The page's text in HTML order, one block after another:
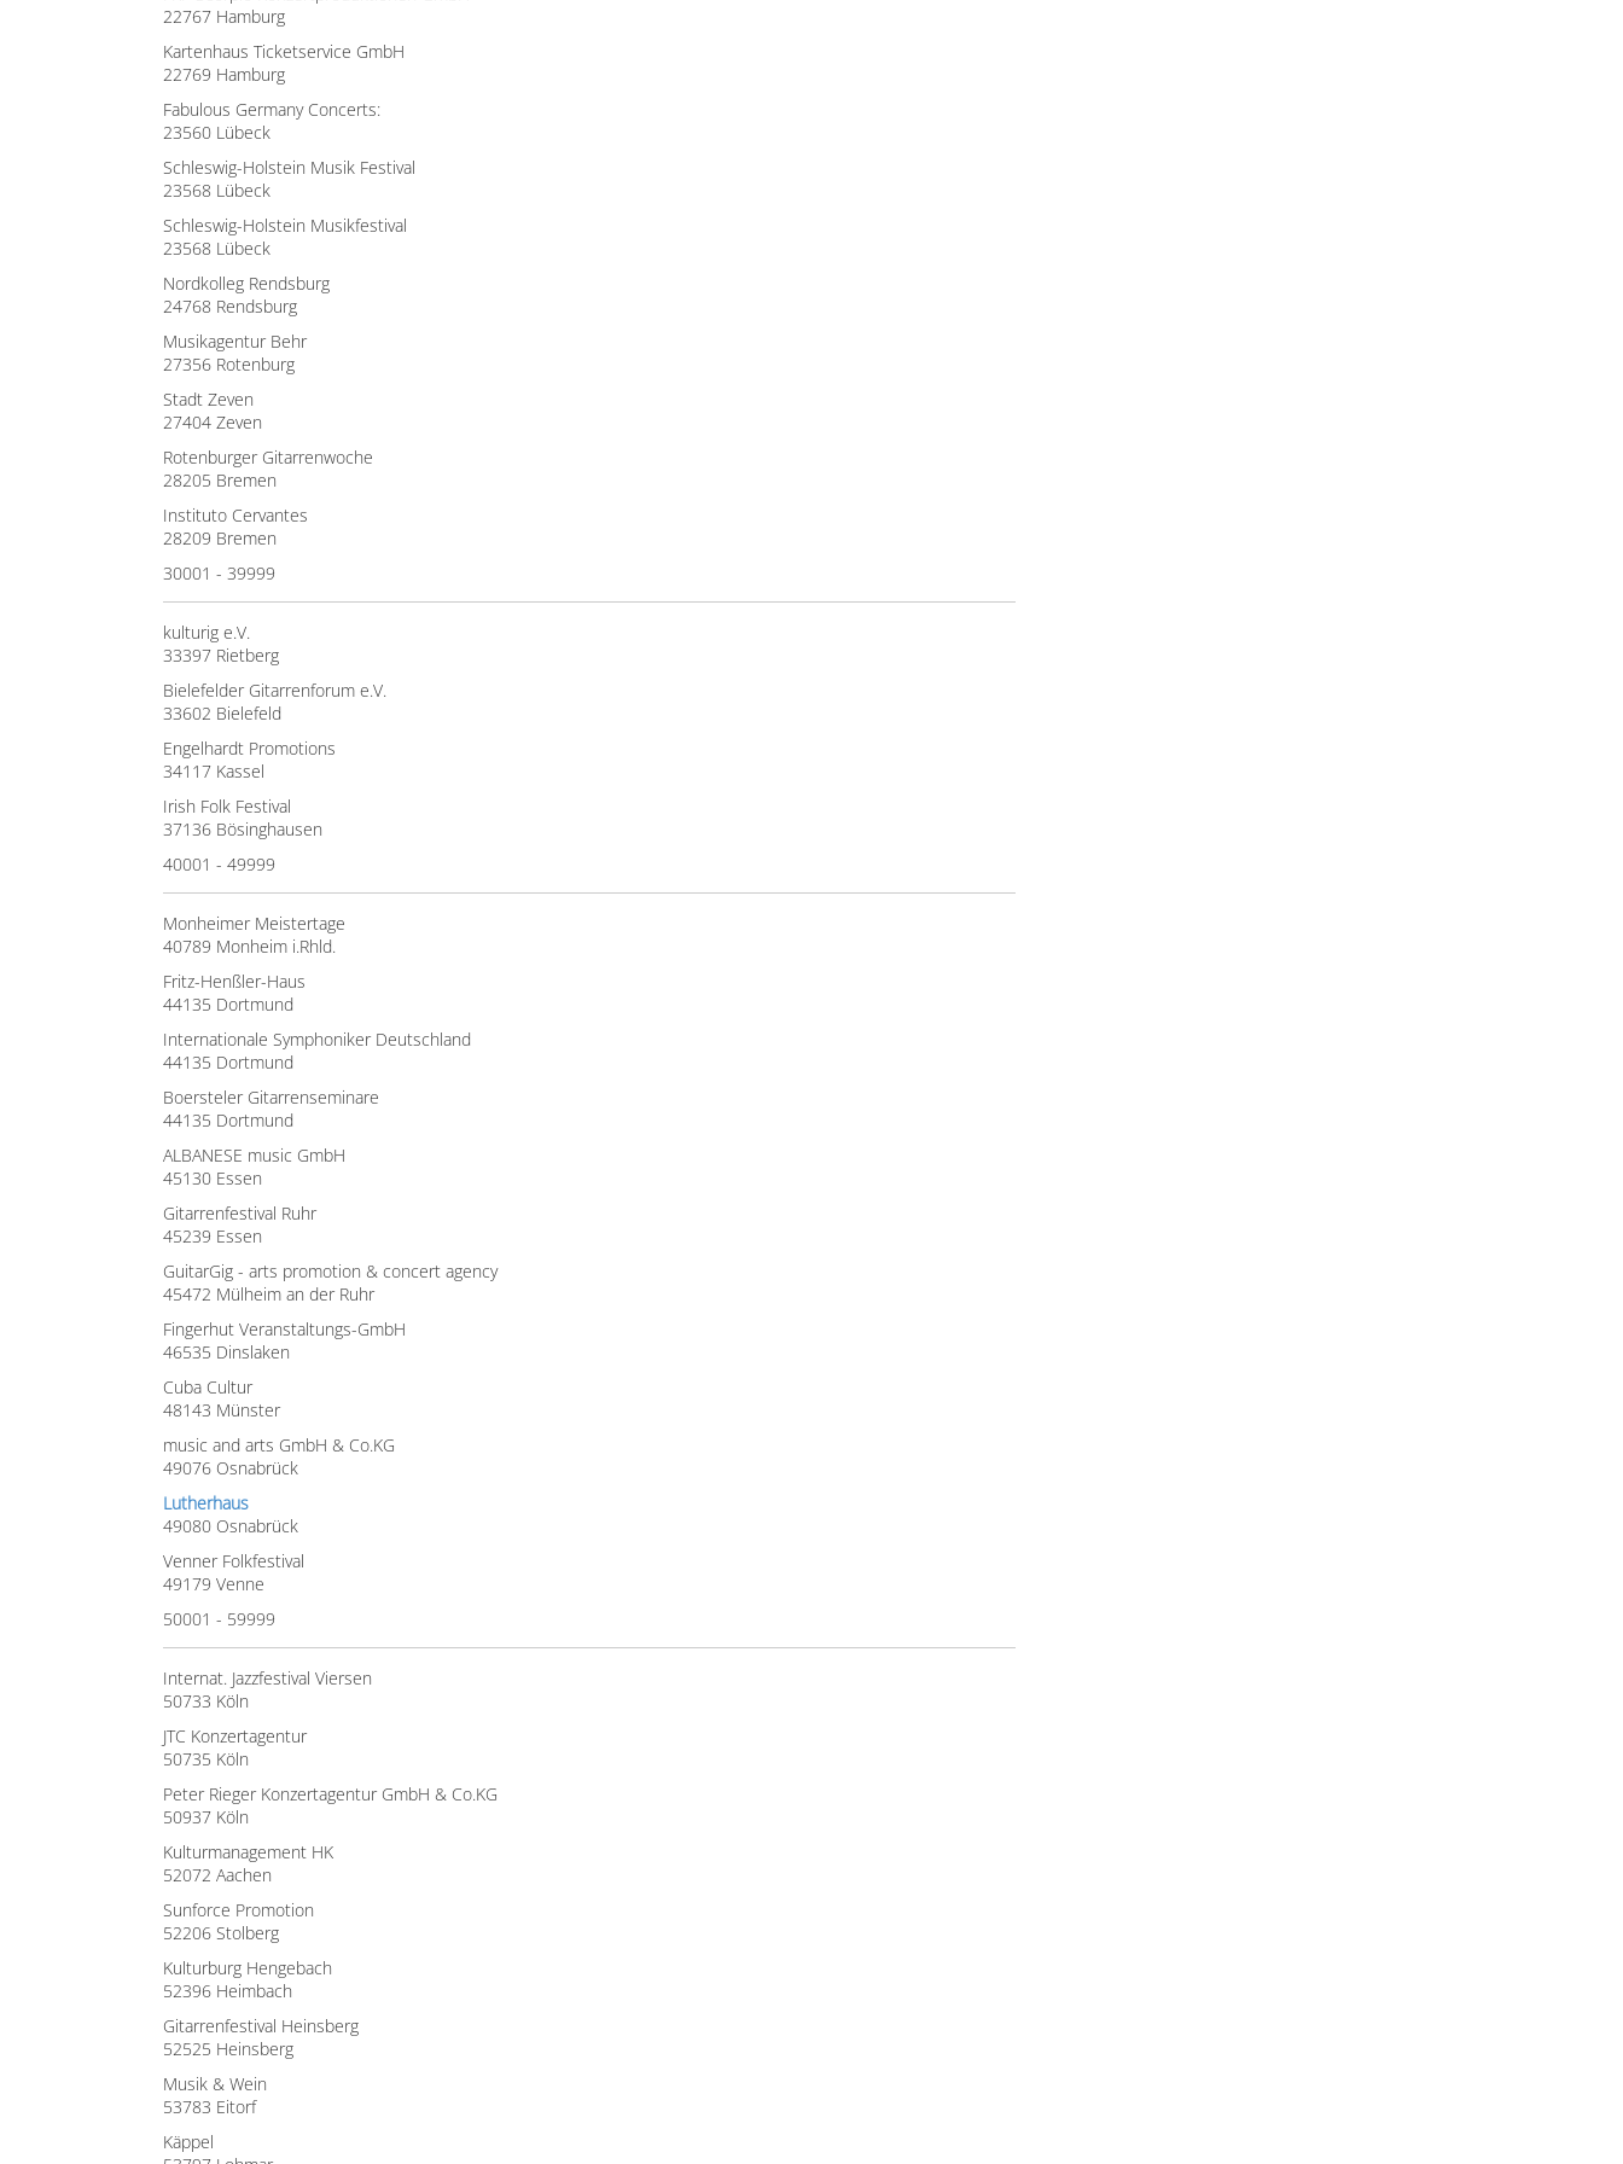
22767 Hamburg
Kartenhaus Ticketservice GmbH
22769 Hamburg
Fabulous Germany Concerts:
23560 Lübeck
Schleswig-Holstein Musik Festival
23568 Lübeck
Schleswig-Holstein Musikfestival
23568 Lübeck
Nordkolleg Rendsburg
24768 Rendsburg
Musikagentur Behr
27356 Rotenburg
Stadt Zeven
27404 Zeven
Rotenburger Gitarrenwoche
28205 Bremen
Instituto Cervantes
28209 Bremen
30001 - 39999
kulturig e.V.
33397 Rietberg
Bielefelder Gitarrenforum e.V.
33602 Bielefeld
Engelhardt Promotions
34117 Kassel
Irish Folk Festival
37136 Bösinghausen
40001 - 49999
Monheimer Meistertage
40789 Monheim i.Rhld.
Fritz-Henßler-Haus
44135 Dortmund
Internationale Symphoniker Deutschland
44135 Dortmund
Boersteler Gitarrenseminare
44135 Dortmund
ALBANESE music GmbH
45130 Essen
Gitarrenfestival Ruhr
45239 Essen
GuitarGig - arts promotion & concert agency
45472 Mülheim an der Ruhr
Fingerhut Veranstaltungs-GmbH
46535 Dinslaken
Cuba Cultur
48143 Münster
music and arts GmbH & Co.KG
49076 Osnabrück
Lutherhaus
49080 Osnabrück
Venner Folkfestival
49179 Venne
50001 - 59999
Internat. Jazzfestival Viersen
50733 Köln
JTC Konzertagentur
50735 Köln
Peter Rieger Konzertagentur GmbH & Co.KG
50937 Köln
Kulturmanagement HK
52072 Aachen
Sunforce Promotion
52206 Stolberg
Kulturburg Hengebach
52396 Heimbach
Gitarrenfestival Heinsberg
52525 Heinsberg
Musik & Wein
53783 Eitorf
Käppel